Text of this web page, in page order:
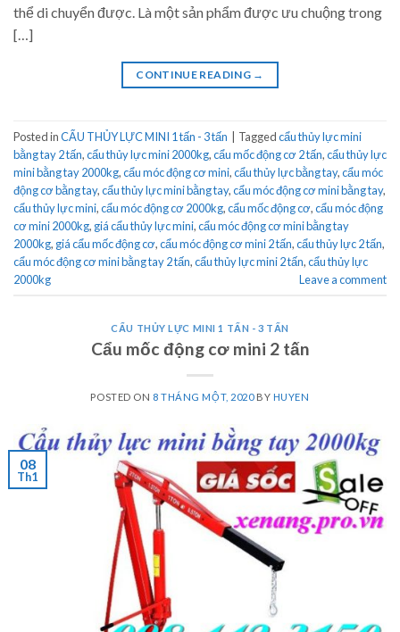
thể di chuyển được. Là một sản phẩm được ưu chuộng trong
[…]
CONTINUE READING →
Posted inCẨU THỦY LỰC MINI 1 tấn - 3 tấn | Taggedcẩu thủy lực mini
bằng tay 2 tấn,cẩu thủy lực mini 2000kg,cẩu mốc động cơ 2 tấn,cẩu thủy lực
mini bằng tay 2000kg,cẩu móc động cơ mini,cẩu thủy lực bằng tay,cẩu móc
động cơ bằng tay,cẩu thủy lực mini bằng tay,cẩu móc động cơ mini bằng tay,
cẩu thủy lực mini,cẩu móc động cơ 2000kg,cẩu mốc động cơ,cẩu móc động
cơ mini 2000kg, giá cẩu thủy lực mini,cẩu móc động cơ mini bằng tay
2000kg, giá cẩu mốc động cơ,cẩu móc động cơ mini 2 tấn,cẩu thủy lực 2 tấn,
cẩu móc động cơ mini bằng tay 2 tấn,cẩu thủy lực mini 2 tấn,cẩu thủy lực
2000kg
Leave a comment
CẨU THỦY LỰC MINI 1 TẤN - 3 TẤN
Cẩu mốc động cơ mini 2 tấn
POSTED ON 8 THÁNG MỘT, 2020BY HUYEN
08
Th1